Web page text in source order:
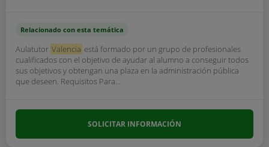
Relacionado con esta temática
Aulatutor Valencia está formado por un grupo de profesionales
cualificados con el objetivo de ayudar al alumno a conseguir todos
sus objetivos y obtengan una plaza en la administración pública
que deseen. Requisitos Para...
SOLICITAR INFORMACIÓN